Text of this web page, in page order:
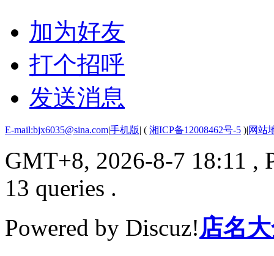
加为好友
打个招呼
发送消息
E-mail:bjx6035@sina.com|手机版| ( 湘ICP备12008462号-5 )|网站
GMT+8, 2026-8-7 18:11 ,
13 queries .
Powered by Discuz!店名